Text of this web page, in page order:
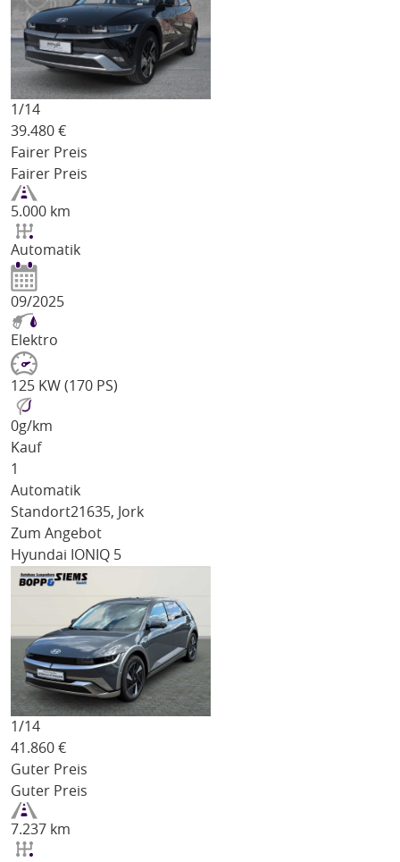
1/14
39.480 €
Fairer Preis
Fairer Preis
5.000 km
Automatik
09/2025
Elektro
125 KW (170 PS)
0g/km
Kauf
1
Automatik
Standort21635, Jork
Zum Angebot
Hyundai IONIQ 5
1/14
41.860 €
Guter Preis
Guter Preis
7.237 km